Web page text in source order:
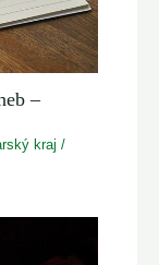
–
kraj /